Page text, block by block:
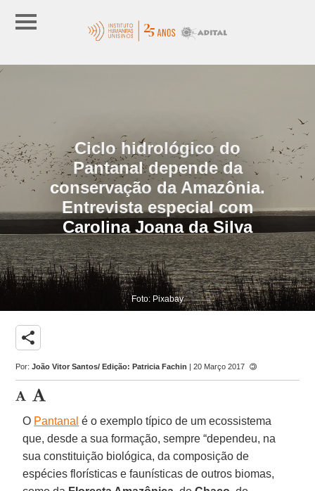
Ciclo hidrológico do
Pantanal depende da
conservação da Amazônia.
Entrevista especial com
Carolina Joana da Silva
Foto: Pixabay
share
Por:João Vitor Santos/ Edição: Patricia Fachin | 20 Março 2017
O Pantanal é o exemplo típico de um ecossistema
que, desde a sua formação, sempre “dependeu, na
sua constituição biológica, da composição de
espécies florísticas e faunísticas de outros biomas,